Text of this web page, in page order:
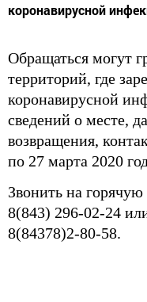
коронавирусной
Обращаться могут
территорий, где
коронавирусной
сведений о месте,
возвращения,
по 27 марта 2020
Звонить на
8(843) 296-02-24
8(84378)2-80-58.